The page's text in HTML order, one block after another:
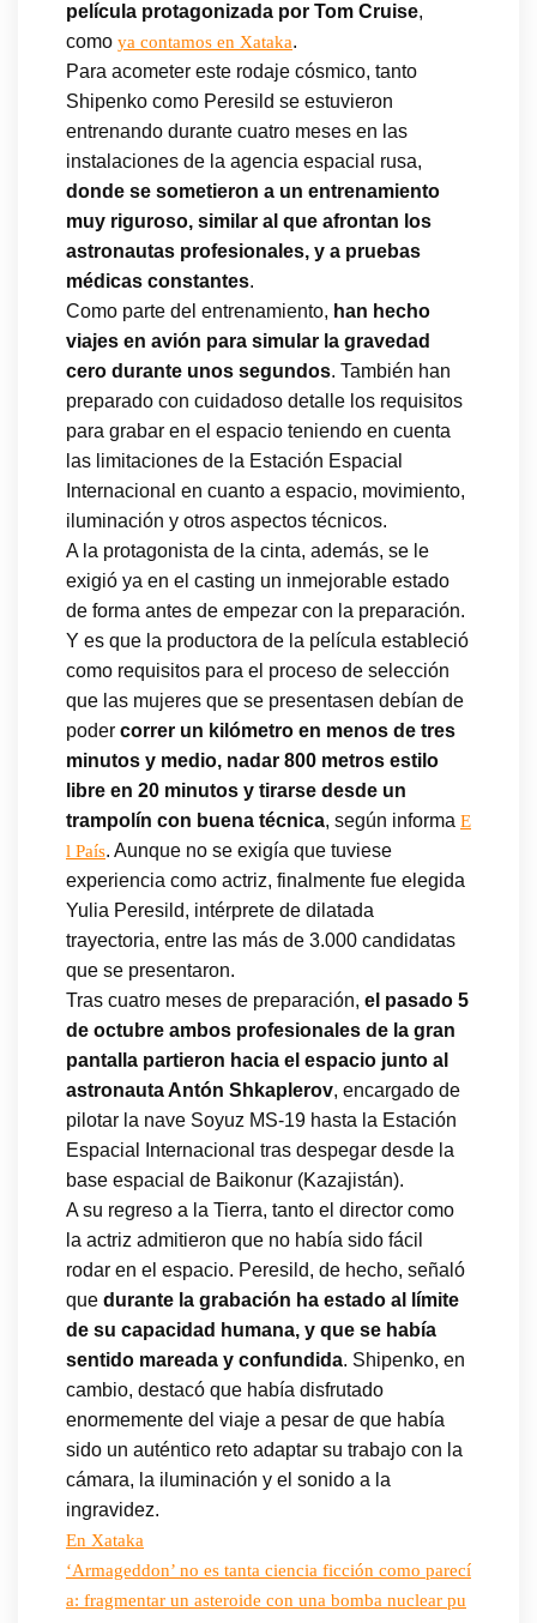
película protagonizada por Tom Cruise,
como ya contamos en Xataka.
Para acometer este rodaje cósmico, tanto
Shipenko como Peresild se estuvieron
entrenando durante cuatro meses en las
instalaciones de la agencia espacial rusa,
donde se sometieron a un entrenamiento
muy riguroso, similar al que afrontan los
astronautas profesionales, y a pruebas
médicas constantes.
Como parte del entrenamiento, han hecho
viajes en avión para simular la gravedad
cero durante unos segundos. También han
preparado con cuidadoso detalle los requisitos
para grabar en el espacio teniendo en cuenta
las limitaciones de la Estación Espacial
Internacional en cuanto a espacio, movimiento,
iluminación y otros aspectos técnicos.
A la protagonista de la cinta, además, se le
exigió ya en el casting un inmejorable estado
de forma antes de empezar con la preparación.
Y es que la productora de la película estableció
como requisitos para el proceso de selección
que las mujeres que se presentasen debían de
poder correr un kilómetro en menos de tres
minutos y medio, nadar 800 metros estilo
libre en 20 minutos y tirarse desde un
trampolín con buena técnica, según informa E
l País. Aunque no se exigía que tuviese
experiencia como actriz, finalmente fue elegida
Yulia Peresild, intérprete de dilatada
trayectoria, entre las más de 3.000 candidatas
que se presentaron.
Tras cuatro meses de preparación, el pasado 5
de octubre ambos profesionales de la gran
pantalla partieron hacia el espacio junto al
astronauta Antón Shkaplerov, encargado de
pilotar la nave Soyuz MS-19 hasta la Estación
Espacial Internacional tras despegar desde la
base espacial de Baikonur (Kazajistán).
A su regreso a la Tierra, tanto el director como
la actriz admitieron que no había sido fácil
rodar en el espacio. Peresild, de hecho, señaló
que durante la grabación ha estado al límite
de su capacidad humana, y que se había
sentido mareada y confundida. Shipenko, en
cambio, destacó que había disfrutado
enormemente del viaje a pesar de que había
sido un auténtico reto adaptar su trabajo con la
cámara, la iluminación y el sonido a la
ingravidez.
En Xataka
‘Armageddon’ no es tanta ciencia ficción como parecí
a: fragmentar un asteroide con una bomba nuclear pu